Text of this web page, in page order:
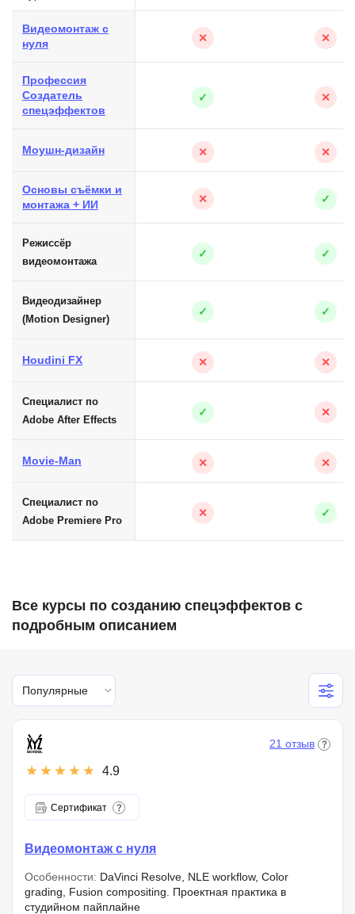
Видеомонтаж с
нуля
✕ ✕
Профессия
Создатель
спецэффектов
✓ ✕
Моушн-дизайн ✕ ✕
Основы съёмки и
монтажа + ИИ
✕ ✓
Режиссёр
видеомонтажа
✓ ✓
Видеодизайнер
(Motion Designer)
✓ ✓
Houdini FX ✕ ✕
Специалист по
Adobe After Effects
✓ ✕
Movie-Man ✕ ✕
Специалист по
Adobe Premiere Pro
✕ ✓
Все курсы по созданию спецэффектов с
подробным описанием
Популярные
4.9
21 отзыв
Сертификат
Видеомонтаж с нуля
Особенности: DaVinci Resolve, NLE workflow, Color
grading, Fusion compositing. Проектная практика в
студийном пайплайне